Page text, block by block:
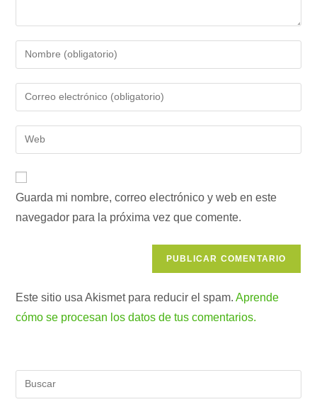
Introduce
tu
nombre
de
usuario
para
Introduce
tu
dirección
de
para
comentar
Introduce
la
de
tu
web
Guarda mi nombre, correo electrónico y web en este
navegador para la próxima vez que comente.
Este sitio usa Akismet para reducir el spam.Aprende
cómo se procesan los datos de tus comentarios.